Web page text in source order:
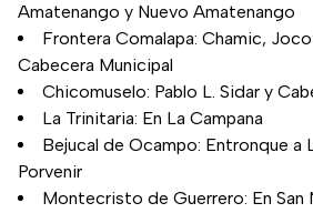
Amatenango y Nuevo Amatenango
Frontera Comalapa: Chamic,
Cabecera Municipal
Chicomuselo: Pablo L. Sidar y
La Trinitaria: En La Campana
Bejucal de Ocampo: Entronque a
Porvenir
Montecristo de Guerrero: En San